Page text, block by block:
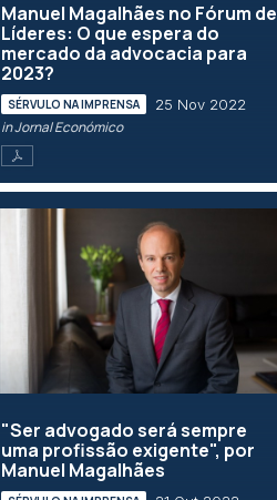
Manuel Magalhães no Fórum de
Líderes: O que espera do
mercado da advocacia para
2023?
SÉRVULO NA IMPRENSA 25 Nov 2022
in Jornal Económico
"Ser advogado será sempre
uma profissão exigente", por
Manuel Magalhães